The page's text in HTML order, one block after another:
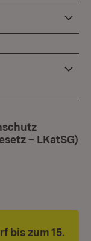
– LKatSG)
bis zum 15.